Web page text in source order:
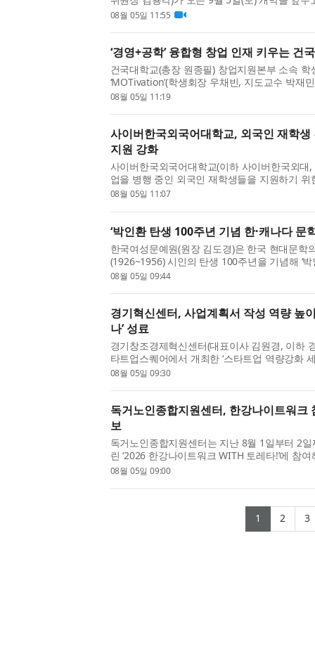
14편을 공개했다. 올해 영화제에서는 12개국
08월 05일 11:55
‘경영+공학’ 융합형 창업 인재 키우는 건
건국대학교(총장 원종필) 창업지원본부 소속
‘MOTivation’(학생회장 우채빈, 지도교수 박재
차원’(학생회장 김용진, 지도교수 김원준), 창업
08월 05일 11:19
사이버한국외국어대학교, 외국인 재학
지원 강화
사이버한국외국어대학교(이하 사이버한국외
업을 병행 중인 외국인 재학생들을 지원하기
사이버한국외대 글로벌교육원은 지난달 25일(
08월 05일 11:07
‘박인환 탄생 100주년 기념 한·캐나다 문
한국여성문예원(원장 김도경)은 한국 현대문학
(1926~1956) 시인의 탄생 100주년을 기념해 ‘
다 문학 교류 사업’을 8월부터 11월까지 본격
08월 05일 09:44
경기혁신센터, 사업계획서 작성 역량 높
나’ 성료
경기창조경제혁신센터(대표이사 김원경, 이하
타트업스퀘어에서 개최한 ‘스타트업 역량강화
밝혔다. 이번 세미나는 예비·초기 창업자의 사
08월 05일 09:30
독거노인종합지원센터, 한강나이트워
보
독거노인종합지원센터는 지난 8월 1일부터 2
린 ‘2026 한강나이트워크 WITH 토레타!’​에 참
소통하는 시간을 가졌다. 이번 행사는 건강한
08월 05일 09:00
1 2 3